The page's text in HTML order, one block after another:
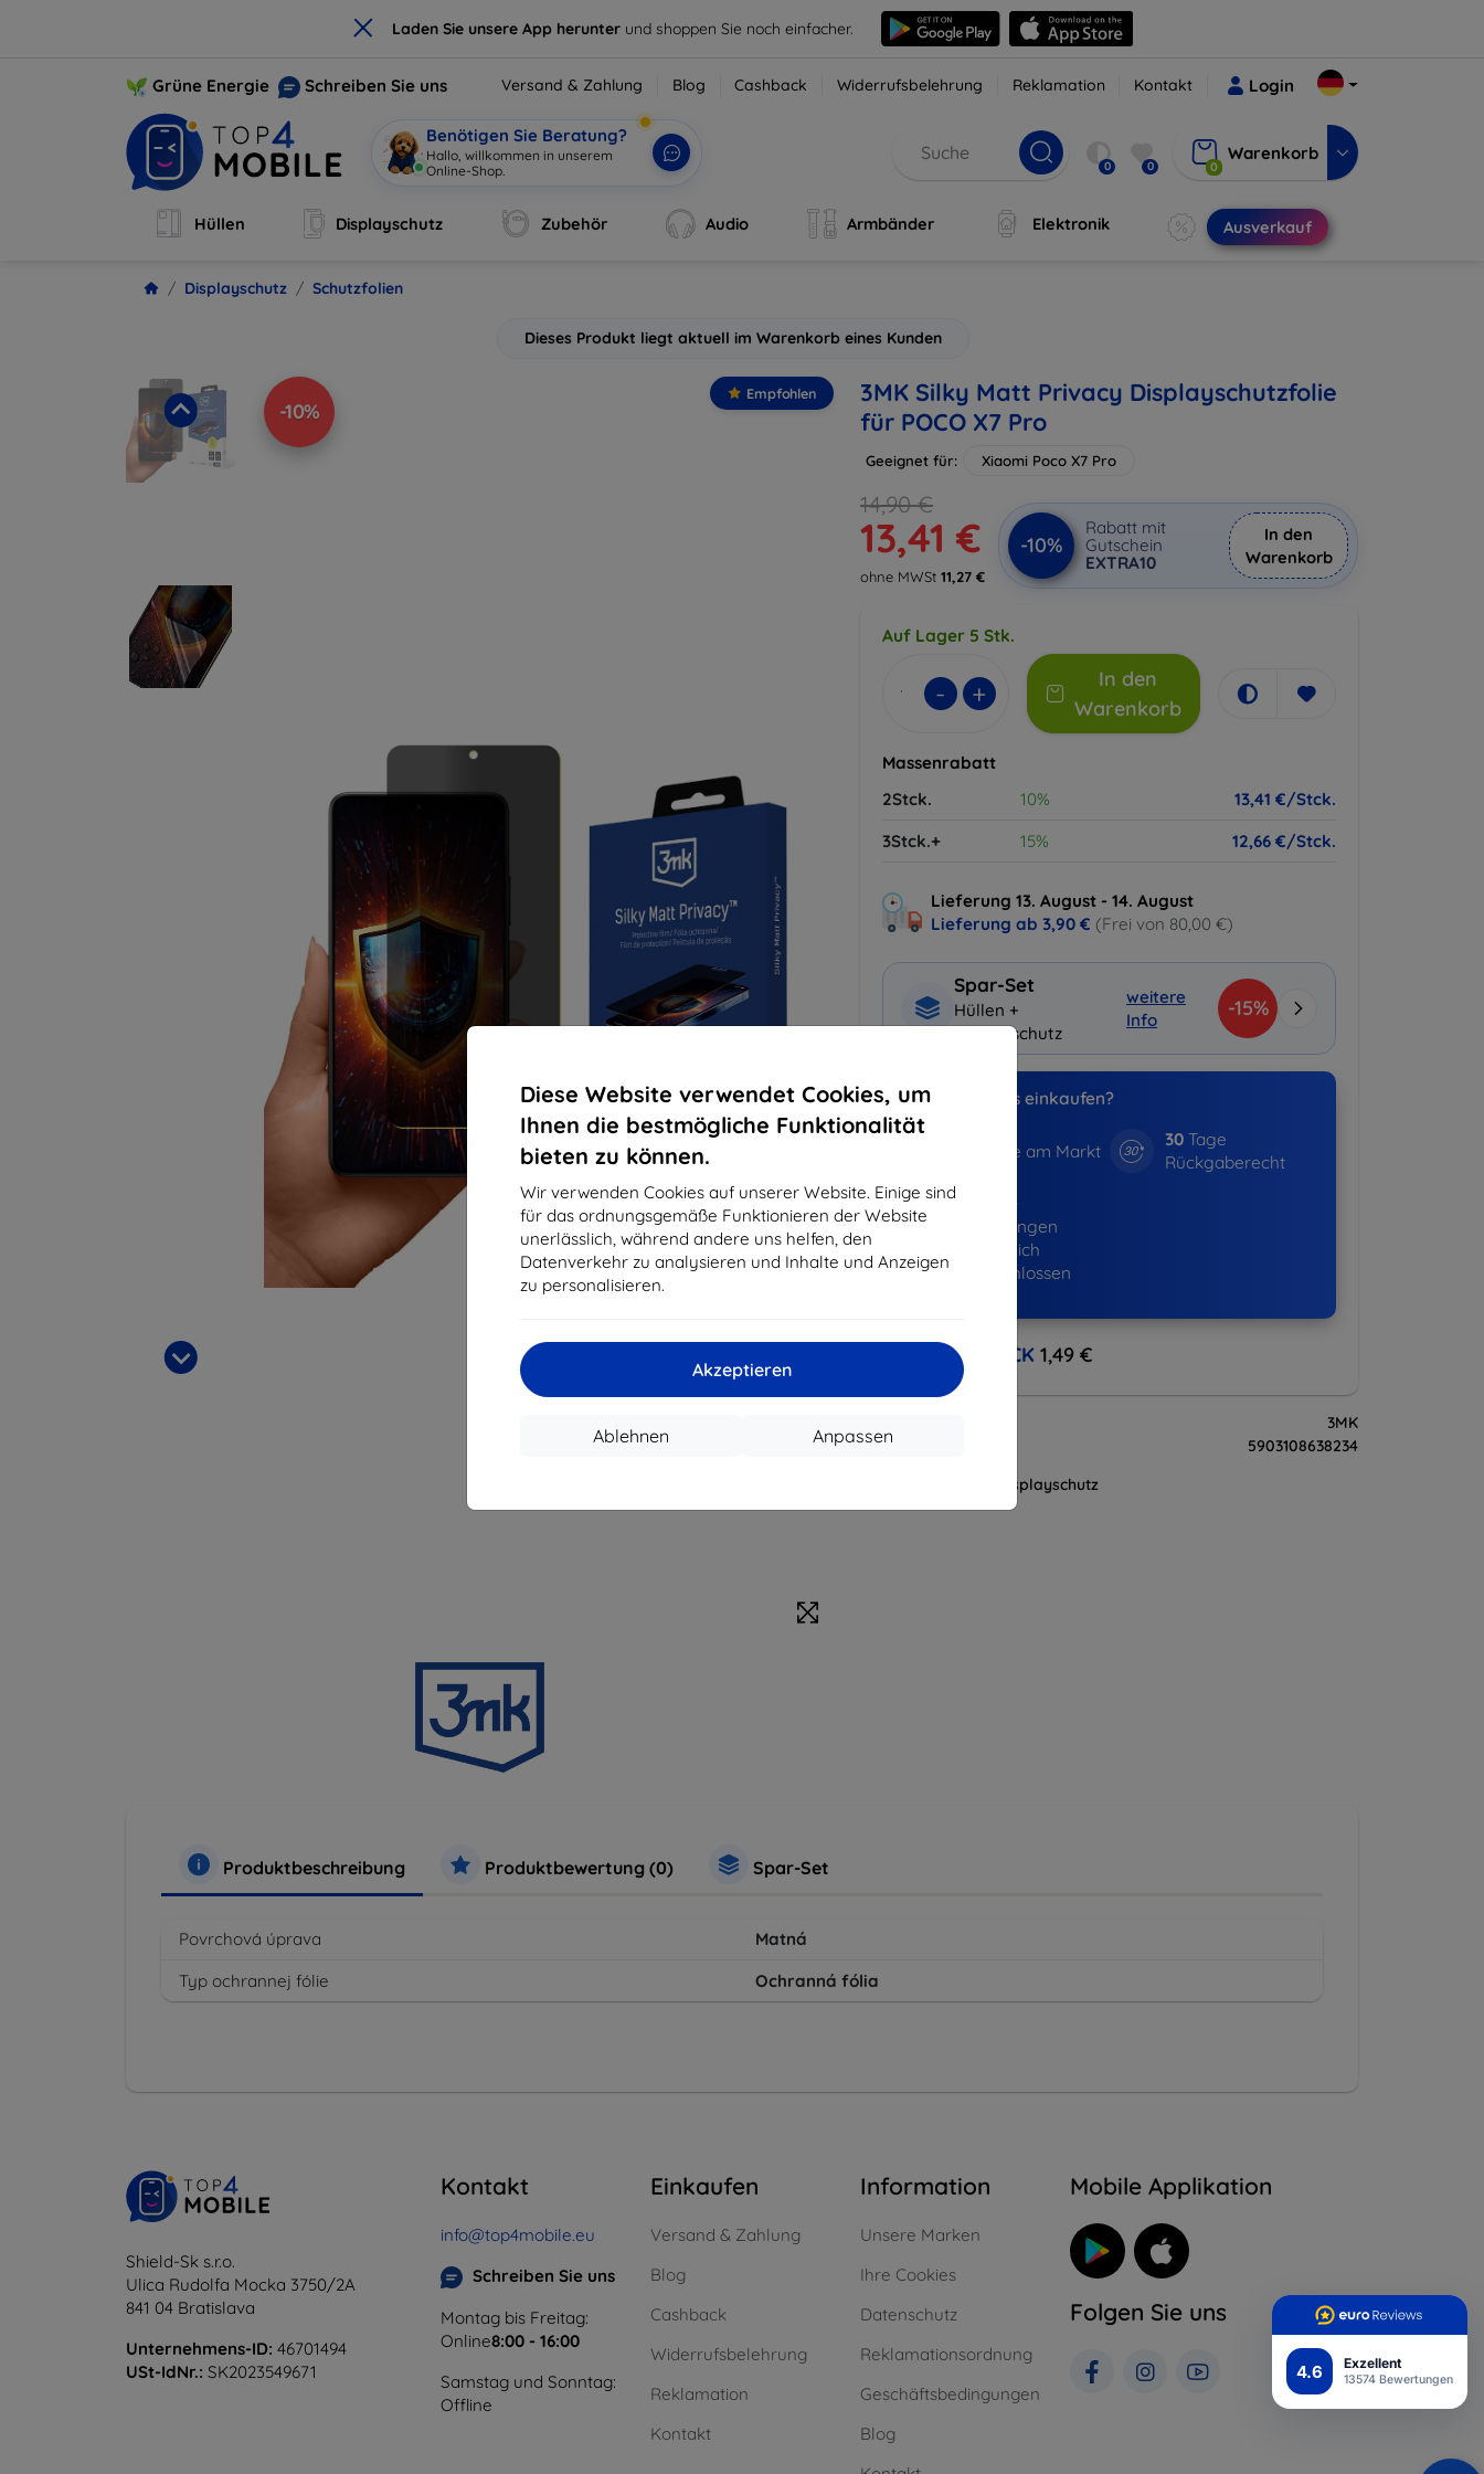
× Laden Sie unsere App herunter und shoppen Sie noch einfacher.
4.6 Exzellent
13574 Bewertungen
Diese Website verwendet Cookies, um
Ihnen die bestmögliche Funktionalität
bieten zu können.
Wir verwenden Cookies auf unserer Website. Einige sind
für das ordnungsgemäße Funktionieren der Website
unerlässlich, während andere uns helfen, den
Datenverkehr zu analysieren und Inhalte und Anzeigen
zu personalisieren.
Akzeptieren
Anpassen
Ablehnen
Grüne Energie Schreiben Sie uns Versand & Zahlung Blog Cashback Widerrufsbelehrung Reklamation Kontakt Login
Benötigen Sie Beratung?
Hallo, willkommen in unserem
Online-Shop.
0 0 0
Warenkorb
Hüllen Displayschutz Zubehör Audio Armbänder Elektronik Ausverkauf
Displayschutz Schutzfolien
Dieses Produkt liegt aktuell im Warenkorb eines Kunden
-10%
Empfohlen
3MK Silky Matt Privacy Displayschutzfolie
für POCO X7 Pro
Geeignet für: Xiaomi Poco X7 Pro
14,90 €
13,41 €
ohne MWSt 11,27 €
-10%
Rabatt mit
Gutschein
EXTRA10
In den
Warenkorb
Auf Lager 5 Stk.
- +
In den
Warenkorb
Massenrabatt
2Stck.
10%
13,41 €/Stck.
3Stck.+
15% 12,66 €/Stck.
Lieferung 13. August - 14. August
Lieferung ab 3,90 € (Frei von 80,00 €)
Spar-Set
Hüllen +
Displayschutz
weitere
Info
-15%
Warum bei uns einkaufen?
Jahre am Markt
30Tage
Rückgaberecht
819530+
Bestellungen
erfolgreich
abgeschlossen
CASHBACK 1,49 €
3MK
EAN
5903108638234
Displayschutz
Produktbeschreibung Produktbewertung (0) Spar-Set
Povrchová úprava
Matná
Typ ochrannej fólie
Ochranná fólia
Shield-Sk s.r.o.
Ulica Rudolfa Mocka 3750/2A
841 04 Bratislava
Unternehmens-ID: 46701494
USt-IdNr.: SK2023549671
Kontakt
info@top4mobile.eu
Schreiben Sie uns
Montag bis Freitag:
Online8:00 - 16:00
Samstag und Sonntag:
Offline
Einkaufen
Versand & Zahlung
Blog
Cashback
Widerrufsbelehrung
Reklamation
Kontakt
Information
Unsere Marken
Ihre Cookies
Datenschutz
Reklamationsordnung
Geschäftsbedingungen
Blog
Mobile Applikation
Folgen Sie uns